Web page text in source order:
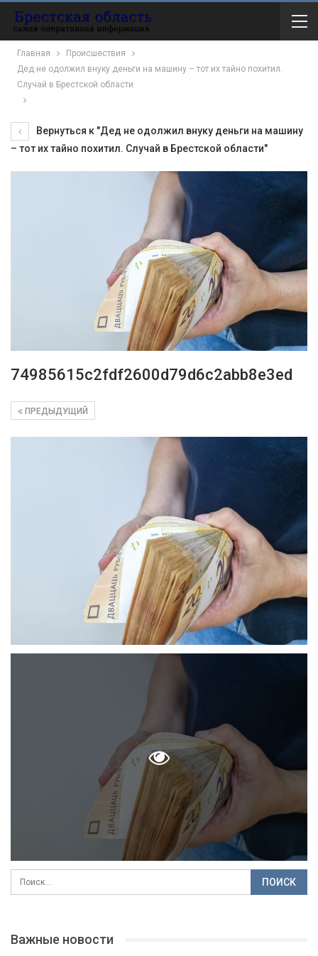
Главная
Происшествия
Дед не одолжил внуку деньги на машину – тот их тайно похитил.
Случай в Брестской области
Вернуться к "Дед не одолжил внуку деньги на машину
– тот их тайно похитил. Случай в Брестской области"
74985615c2fdf2600d79d6c2abb8e3ed
ПРЕДЫДУЩИЙ
Важные новости